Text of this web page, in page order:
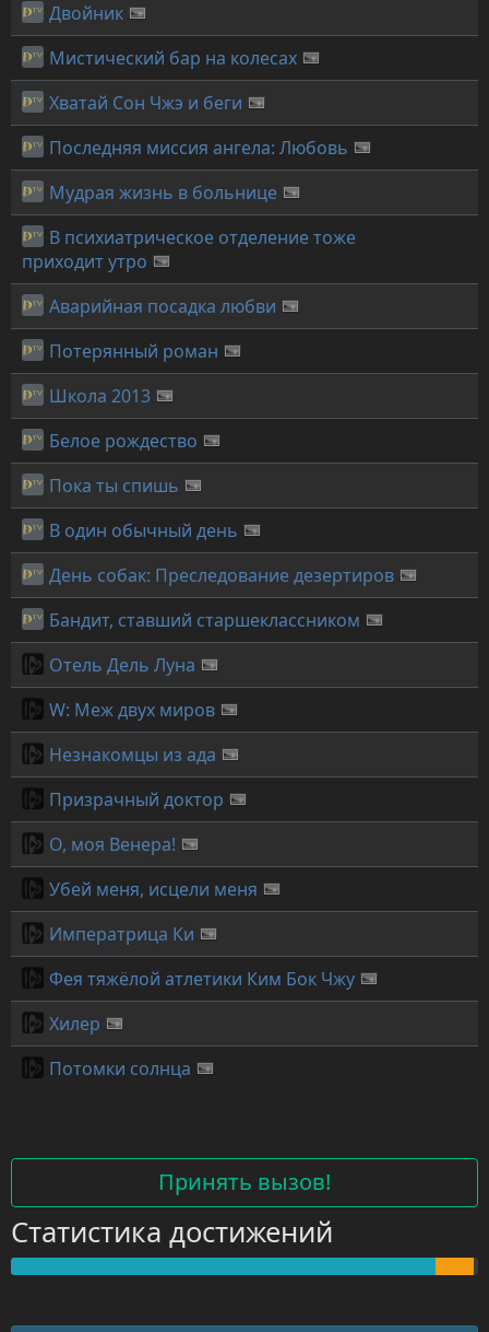
Двойник
Мистический бар на колесах
Хватай Сон Чжэ и беги
Последняя миссия ангела: Любовь
Мудрая жизнь в больнице
В психиатрическое отделение тоже
приходит утро
Аварийная посадка любви
Потерянный роман
Школа 2013
Белое рождество
Пока ты спишь
В один обычный день
День собак: Преследование дезертиров
Бандит, ставший старшеклассником
Отель Дель Луна
W: Меж двух миров
Незнакомцы из ада
Призрачный доктор
О, моя Венера!
Убей меня, исцели меня
Императрица Ки
Фея тяжёлой атлетики Ким Бок Чжу
Хилер
Потомки солнца
Принять вызов!
Статистика достижений